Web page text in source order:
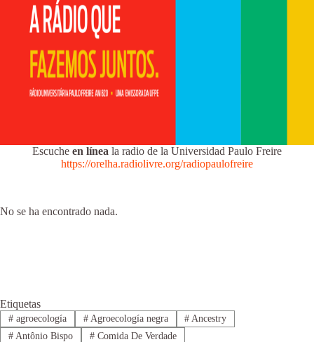
Escuche en línea la radio de la Universidad Paulo Freire
https://orelha.radiolivre.org/radiopaulofreire
No se ha encontrado nada.
Etiquetas
#agroecología #Agroecología negra # Ancestry
#Antônio Bispo #Comida De Verdade